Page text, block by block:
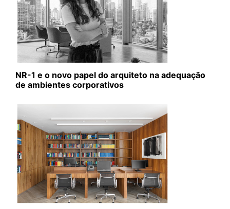
NR-1 e o novo papel do arquiteto na adequação
de ambientes corporativos